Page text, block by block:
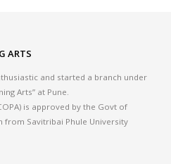
ARTS
and started a branch under
Arts” at Pune.
is approved by the Govt of
Savitribai Phule University